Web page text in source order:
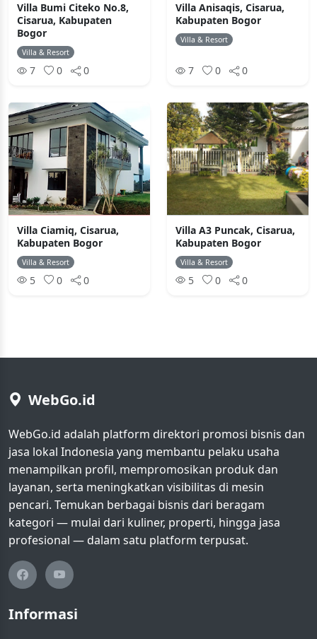
Villa Bumi Citeko No.8,
Cisarua, Kabupaten
Bogor
Villa & Resort
7 0 0
Villa Anisaqis, Cisarua,
Kabupaten Bogor
Villa & Resort
7 0 0
Villa Ciamiq, Cisarua,
Kabupaten Bogor
Villa & Resort
5 0 0
Villa A3 Puncak, Cisarua,
Kabupaten Bogor
Villa & Resort
5 0 0
WebGo.id
WebGo.id adalah platform direktori promosi bisnis dan
jasa lokal Indonesia yang membantu pelaku usaha
menampilkan profil, mempromosikan produk dan
layanan, serta meningkatkan visibilitas di mesin
pencari. Temukan berbagai bisnis dari beragam
kategori — mulai dari kuliner, properti, hingga jasa
profesional — dalam satu platform terpusat.
Informasi